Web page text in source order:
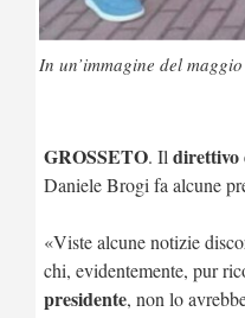
In un’immagine del
GROSSETO. Il direttivo
Daniele Brogi fa alcune
«Viste alcune notizie
chi, evidentemente, pur
presidente, non lo